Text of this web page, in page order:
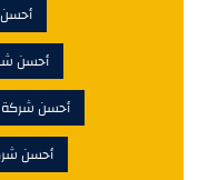
أحسن
أحسن شركة
أحسن